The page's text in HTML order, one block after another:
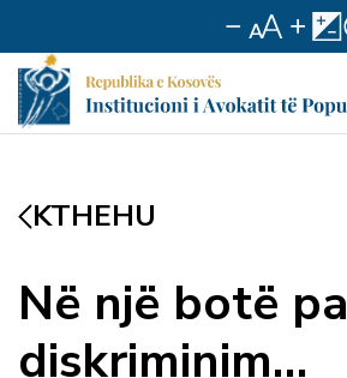
KTHEHU
Në një botë pa
diskriminim…